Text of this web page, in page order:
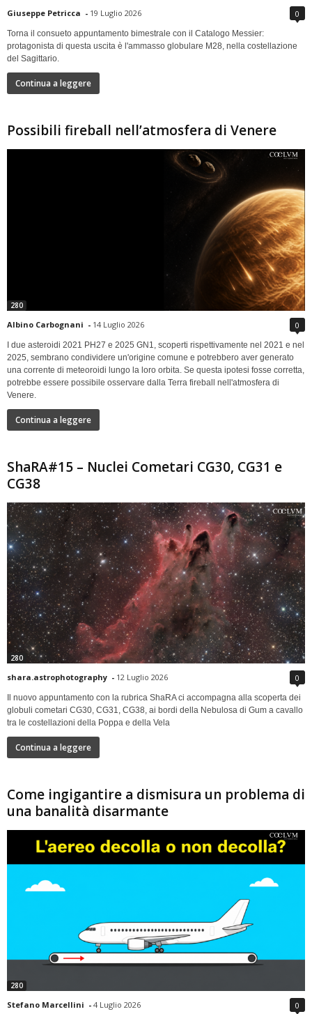
Giuseppe Petricca - 19 Luglio 2026 0
Torna il consueto appuntamento bimestrale con il Catalogo Messier:
protagonista di questa uscita è l'ammasso globulare M28, nella costellazione
del Sagittario.
Continua a leggere
Possibili fireball nell’atmosfera di Venere
280
Albino Carbognani - 14 Luglio 2026 0
I due asteroidi 2021 PH27 e 2025 GN1, scoperti rispettivamente nel 2021 e nel
2025, sembrano condividere un'origine comune e potrebbero aver generato
una corrente di meteoroidi lungo la loro orbita. Se questa ipotesi fosse corretta,
potrebbe essere possibile osservare dalla Terra fireball nell'atmosfera di
Venere.
Continua a leggere
ShaRA#15 – Nuclei Cometari CG30, CG31 e
CG38
280
shara.astrophotography - 12 Luglio 2026 0
Il nuovo appuntamento con la rubrica ShaRA ci accompagna alla scoperta dei
globuli cometari CG30, CG31, CG38, ai bordi della Nebulosa di Gum a cavallo
tra le costellazioni della Poppa e della Vela
Continua a leggere
Come ingigantire a dismisura un problema di
una banalità disarmante
280
Stefano Marcellini - 4 Luglio 2026 0